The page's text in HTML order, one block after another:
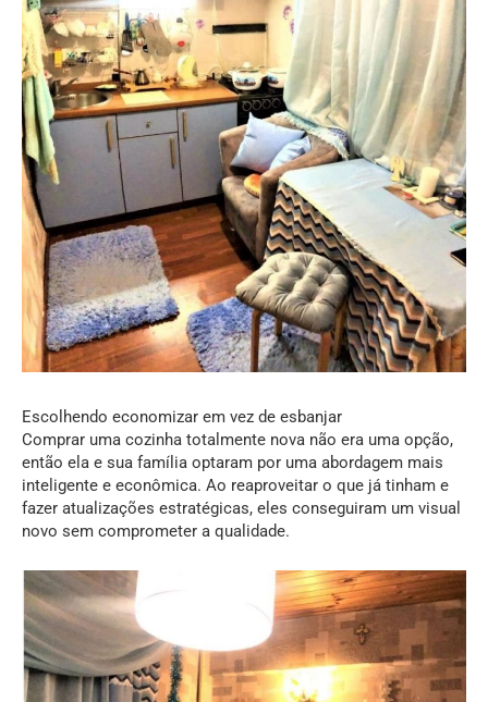
Escolhendo economizar em vez de esbanjar
Comprar uma cozinha totalmente nova não era uma opção,
então ela e sua família optaram por uma abordagem mais
inteligente e econômica. Ao reaproveitar o que já tinham e
fazer atualizações estratégicas, eles conseguiram um visual
novo sem comprometer a qualidade.